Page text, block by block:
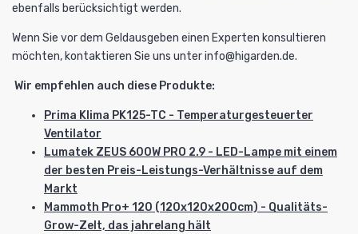
ebenfalls berücksichtigt werden.
Wenn Sie vor dem Geldausgeben einen Experten konsultieren
möchten, kontaktieren Sie uns unterinfo@higarden.de.
Wir empfehlen auch diese Produkte:
Prima Klima PK125-TC - Temperaturgesteuerter
Ventilator
Lumatek ZEUS 600W PRO 2.9 - LED-Lampe mit einem
der besten Preis-Leistungs-Verhältnisse auf dem
Markt
Mammoth Pro+ 120 (120x120x200cm) - Qualitäts-
Grow-Zelt, das jahrelang hält